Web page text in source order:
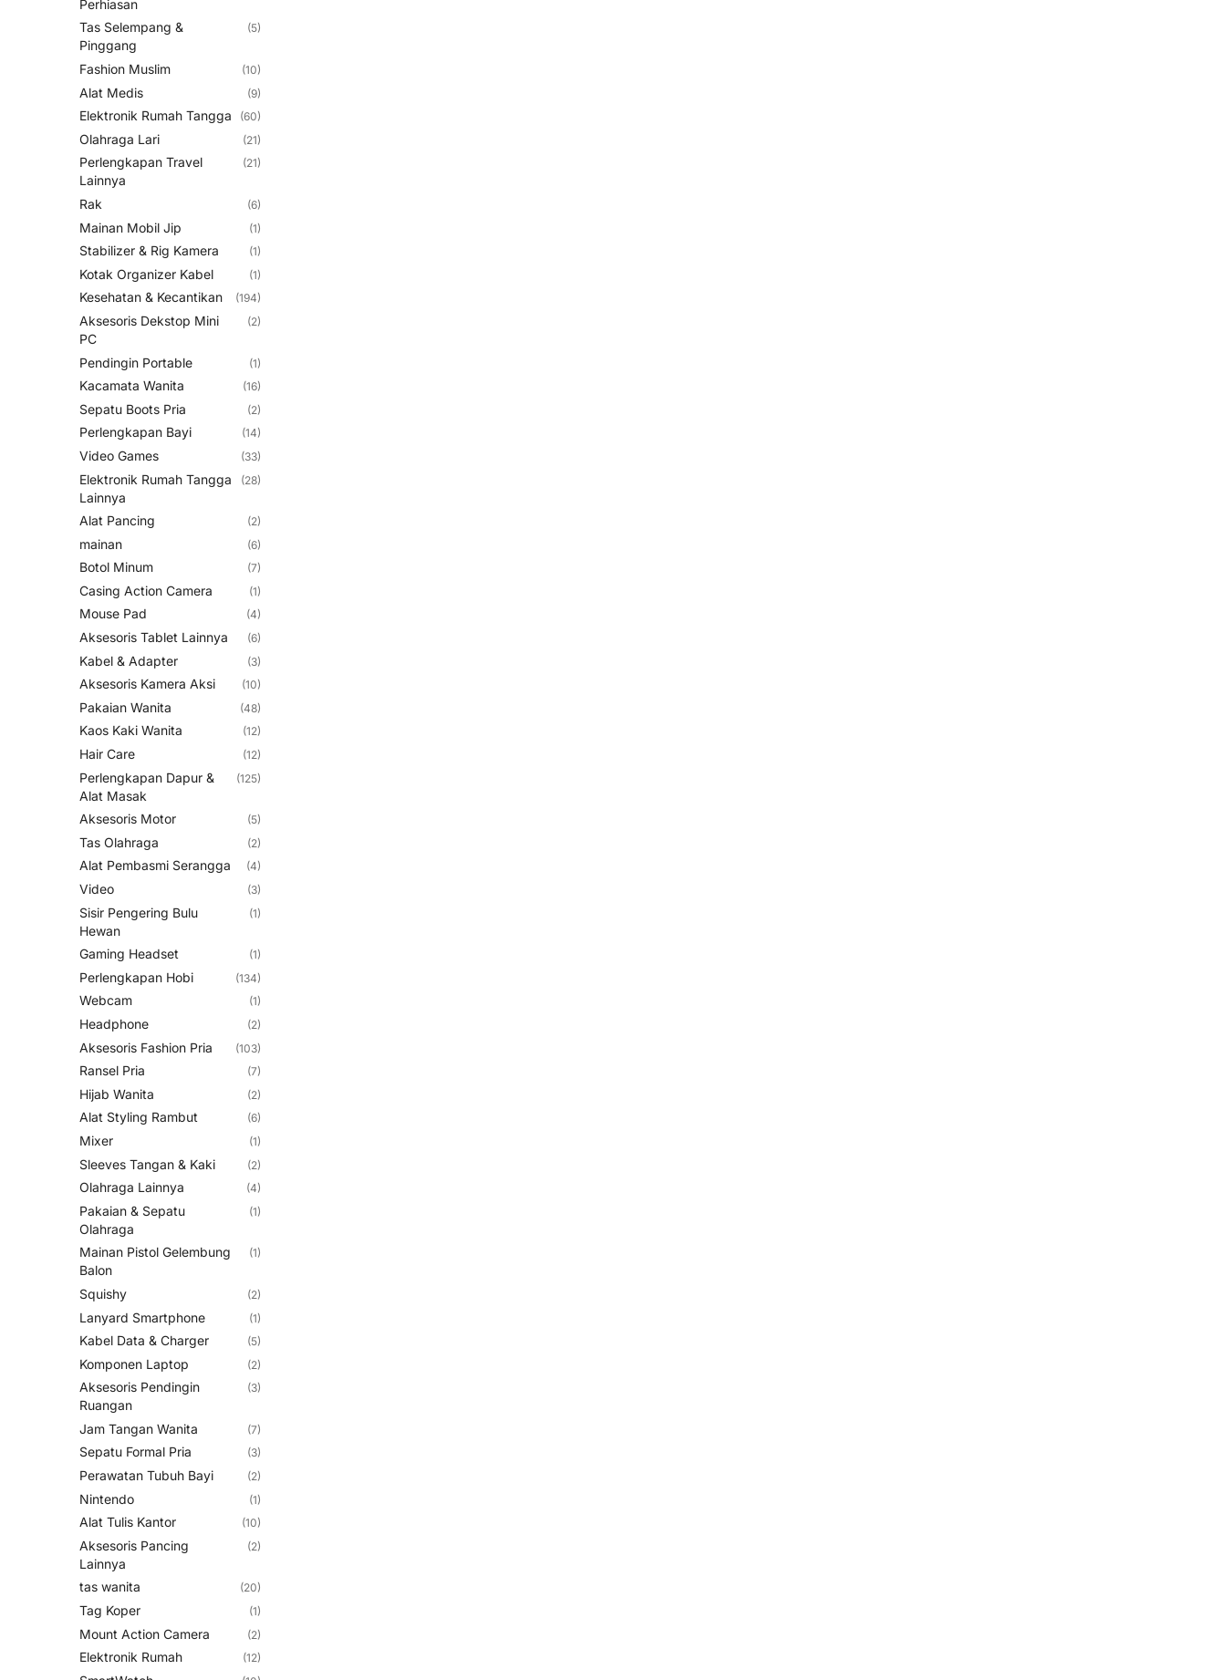
Perhiasan
Tas Selempang &
Pinggang
(5)
Fashion Muslim (10)
Alat Medis (9)
Elektronik Rumah Tangga (60)
Olahraga Lari (21)
Perlengkapan Travel
Lainnya
(21)
Rak (6)
Mainan Mobil Jip (1)
Stabilizer & Rig Kamera (1)
Kotak Organizer Kabel (1)
Kesehatan & Kecantikan (194)
Aksesoris Dekstop Mini
PC
(2)
Pendingin Portable (1)
Kacamata Wanita (16)
Sepatu Boots Pria (2)
Perlengkapan Bayi (14)
Video Games (33)
Elektronik Rumah Tangga
Lainnya
(28)
Alat Pancing (2)
mainan (6)
Botol Minum (7)
Casing Action Camera (1)
Mouse Pad (4)
Aksesoris Tablet Lainnya (6)
Kabel & Adapter (3)
Aksesoris Kamera Aksi (10)
Pakaian Wanita (48)
Kaos Kaki Wanita (12)
Hair Care (12)
Perlengkapan Dapur &
Alat Masak
(125)
Aksesoris Motor (5)
Tas Olahraga (2)
Alat Pembasmi Serangga (4)
Video (3)
Sisir Pengering Bulu
Hewan
(1)
Gaming Headset (1)
Perlengkapan Hobi (134)
Webcam (1)
Headphone (2)
Aksesoris Fashion Pria (103)
Ransel Pria (7)
Hijab Wanita (2)
Alat Styling Rambut (6)
Mixer (1)
Sleeves Tangan & Kaki (2)
Olahraga Lainnya (4)
Pakaian & Sepatu
Olahraga
(1)
Mainan Pistol Gelembung
Balon
(1)
Squishy (2)
Lanyard Smartphone (1)
Kabel Data & Charger (5)
Komponen Laptop (2)
Aksesoris Pendingin
Ruangan
(3)
Jam Tangan Wanita (7)
Sepatu Formal Pria (3)
Perawatan Tubuh Bayi (2)
Nintendo (1)
Alat Tulis Kantor (10)
Aksesoris Pancing
Lainnya
(2)
tas wanita (20)
Tag Koper (1)
Mount Action Camera (2)
Elektronik Rumah (12)